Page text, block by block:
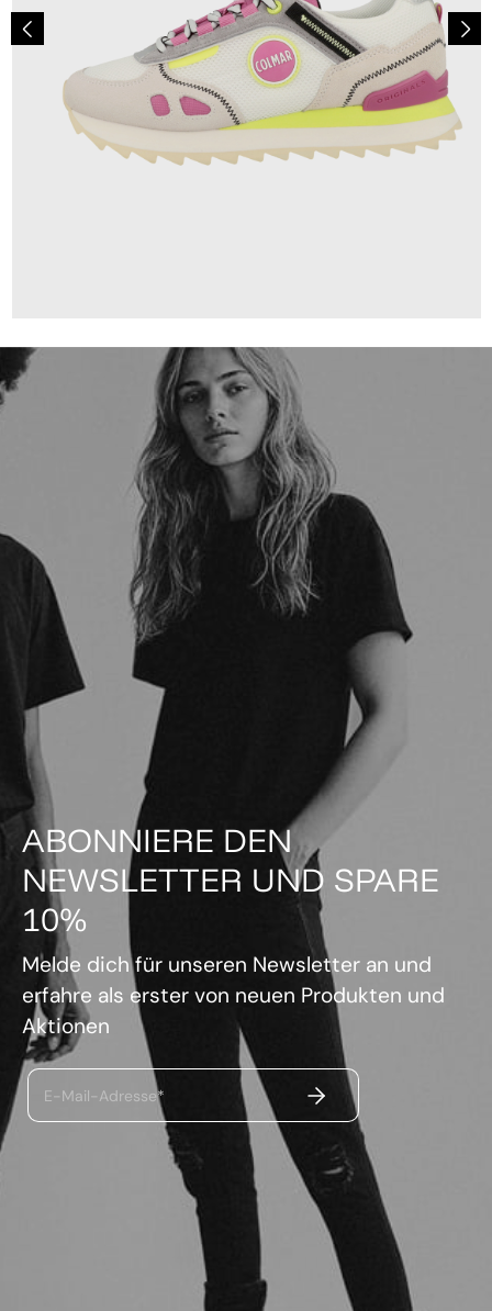
ABONNIERE DEN
NEWSLETTER UND SPARE
10%
Melde dich für unseren Newsletter an und
erfahre als erster von neuen Produkten und
Aktionen
E-Mail-Adresse* ABSENDEN